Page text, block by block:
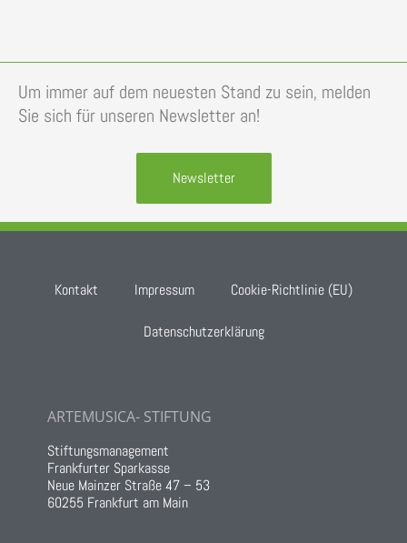
Um immer auf dem neuesten Stand zu sein, melden
Sie sich für unseren Newsletter an!
Newsletter
Kontakt Impressum Cookie-Richtlinie (EU)
Datenschutzerklärung
ARTEMUSICA- STIFTUNG
Stiftungsmanagement
Frankfurter Sparkasse
Neue Mainzer Straße 47 – 53
60255 Frankfurt am Main